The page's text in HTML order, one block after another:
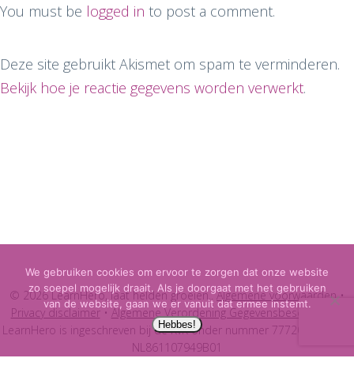
You must be logged in to post a comment.
Deze site gebruikt Akismet om spam te verminderen.
Bekijk hoe je reactie gegevens worden verwerkt.
© 2026 LearnHero, laat helden groeien..Algemene voorwaarden•
Privacy disclaimer•Algemene Verordening Gegevensbescherming
LearnHero is ingeschreven bij de KvK onder nummer 77720067. BTW:
NL861107949B01
We gebruiken cookies om ervoor te zorgen dat onze website
zo soepel mogelijk draait. Als je doorgaat met het gebruiken
van de website, gaan we er vanuit dat ermee instemt.
Hebbes!